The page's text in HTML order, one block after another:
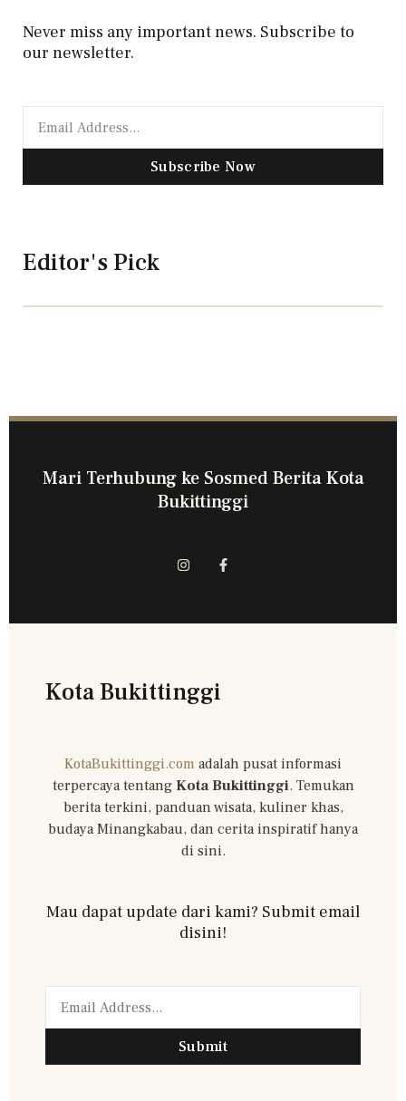
Never miss any important news. Subscribe to
our newsletter.
Subscribe Now
Editor's Pick
Mari Terhubung ke Sosmed Berita Kota
Bukittinggi
Kota Bukittinggi
KotaBukittinggi.com adalah pusat informasi
terpercaya tentang Kota Bukittinggi. Temukan
berita terkini, panduan wisata, kuliner khas,
budaya Minangkabau, dan cerita inspiratif hanya
di sini.
Mau dapat update dari kami? Submit email
disini!
Submit